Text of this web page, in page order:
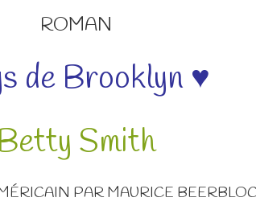
ROMAN
de Brooklyn ♥
Betty Smith
PAR MAURICE